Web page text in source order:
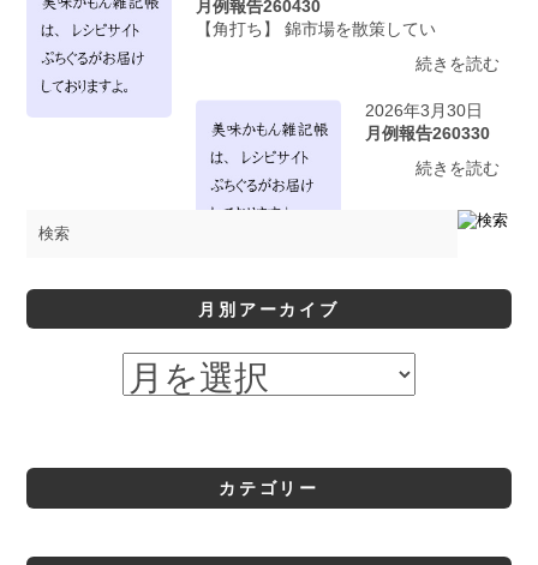
月例報告260430
【角打ち】 錦市場を散策してい
続きを読む
2026年3月30日
月例報告260330
続きを読む
月別アーカイブ
カテゴリー